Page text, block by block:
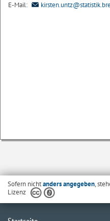
E-Mail:
Sofern nichtanders angegeben,
Lizenz